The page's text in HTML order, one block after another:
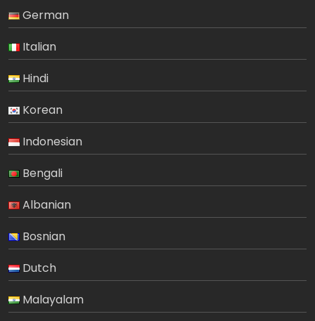
German
Italian
Hindi
Korean
Indonesian
Bengali
Albanian
Bosnian
Dutch
Malayalam